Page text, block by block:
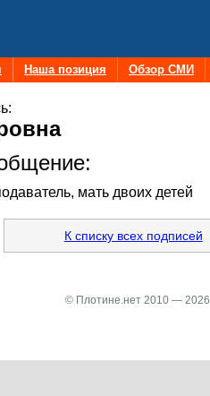
Наша позиция Обзор СМИ
мать двоих детей
К списку всех подписей
© Плотине.нет 2010 — 2026